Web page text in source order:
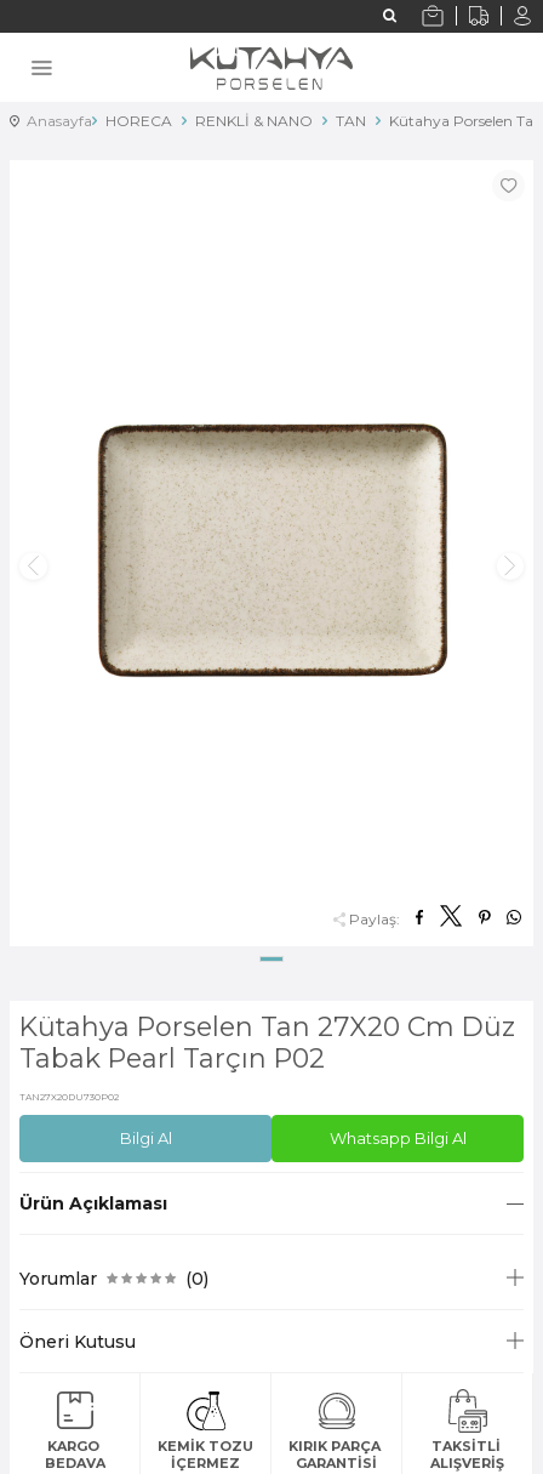
Anasayfa HORECA RENKLİ & NANO TAN Kütahya Porselen
Paylaş:
Kütahya Porselen Tan 27X20 Cm Düz
Tabak Pearl Tarçın P02
TAN27X20DU730P02
Bilgi Al Whatsapp Bilgi Al
Ürün Açıklaması
Yorumlar (0)
Öneri Kutusu
KARGO
BEDAVA
KEMİK TOZU
İÇERMEZ
KIRIK PARÇA
GARANTİSİ
TAKSİTLİ
ALIŞVERİŞ